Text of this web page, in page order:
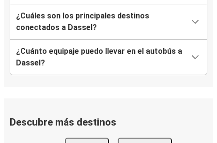
¿Cuáles son los principales destinos
conectados a Dassel?
¿Cuánto equipaje puedo llevar en el autobús a
Dassel?
Descubre más destinos